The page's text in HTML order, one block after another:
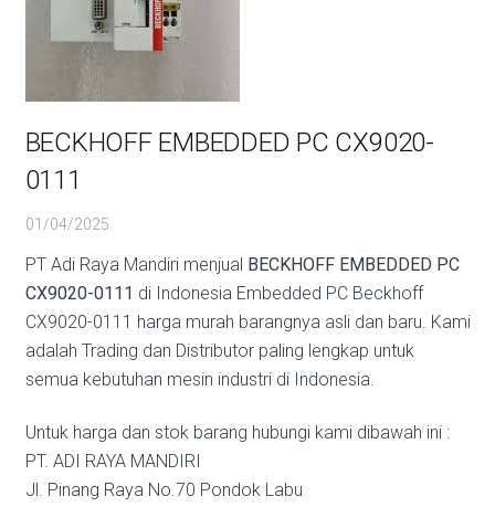
BECKHOFF EMBEDDED PC CX9020-
0111
01/04/2025
PT Adi Raya Mandiri menjual BECKHOFF EMBEDDED PC
CX9020-0111 di Indonesia Embedded PC Beckhoff
CX9020-0111 harga murah barangnya asli dan baru. Kami
adalah Trading dan Distributor paling lengkap untuk
semua kebutuhan mesin industri di Indonesia.
Untuk harga dan stok barang hubungi kami dibawah ini :
PT. ADI RAYA MANDIRI
Jl. Pinang Raya No.70 Pondok Labu